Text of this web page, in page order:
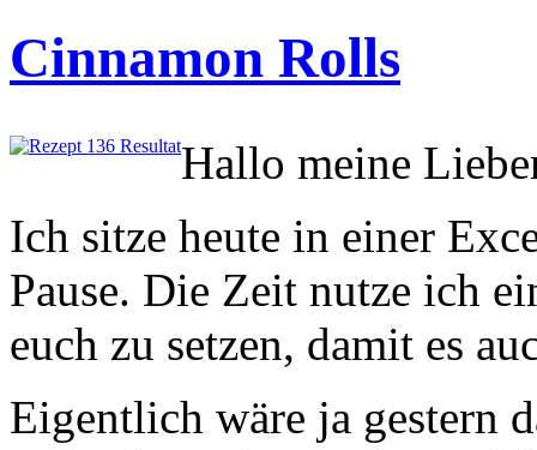
Cinnamon Rolls
Hallo meine
Ich sitze heute in einer
Pause. Die Zeit nutze ich
euch zu setzen, damit es
Eigentlich wäre ja gestern